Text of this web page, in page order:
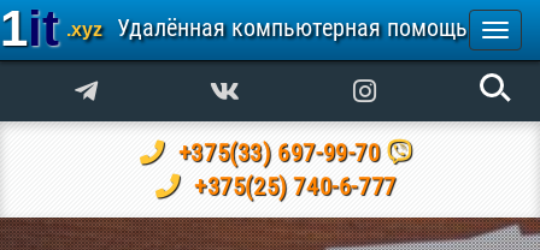
1it .xyz Удалённая компьютерная помощь
+375(33) 697-99-70
+375(25) 740-6-777